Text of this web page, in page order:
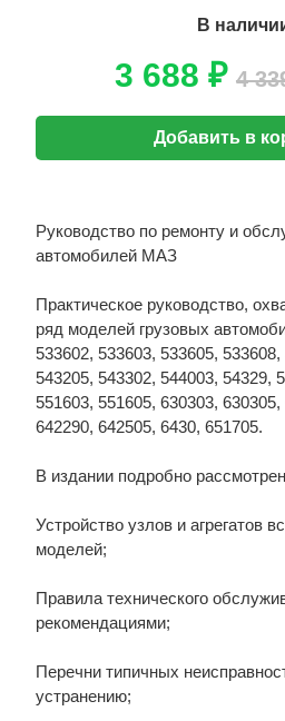
В
3 688 ₽ 4
Добавить в
Руководство по ремонту и
автомобилей МАЗ
Практическое руководство,
ряд моделей грузовых
533602, 533603, 533605,
543205, 543302, 544003, 54329,
551603, 551605, 630303,
642290, 642505, 6430, 651705.
В издании подробно
Устройство узлов и агрегатов
моделей;
Правила технического
рекомендациями;
Перечни типичных
устранению;